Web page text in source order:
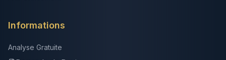
Informations
Analyse Gratuite